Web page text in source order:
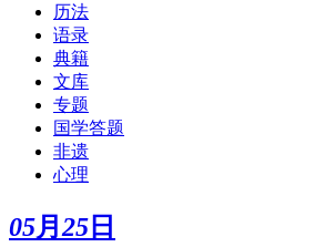
历法
语录
典籍
文库
专题
国学答题
非遗
心理
05月 25 日